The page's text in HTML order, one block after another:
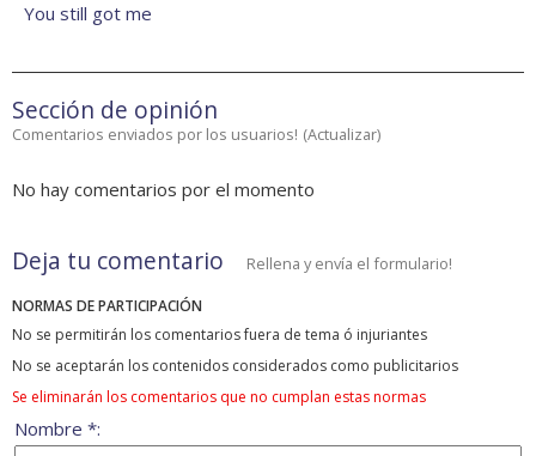
You still got me
Sección de opinión
Comentarios enviados por los usuarios! (Actualizar)
No hay comentarios por el momento
Deja tu comentario Rellena y envía el formulario!
NORMAS DE PARTICIPACIÓN
No se permitirán los comentarios fuera de tema ó injuriantes
No se aceptarán los contenidos considerados como publicitarios
Se eliminarán los comentarios que no cumplan estas normas
Nombre *: